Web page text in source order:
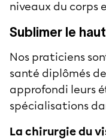
niveaux du corps
Sublimer le
Nos praticiens
santé diplômés
approfondi leurs
spécialisations
La chirurgie du